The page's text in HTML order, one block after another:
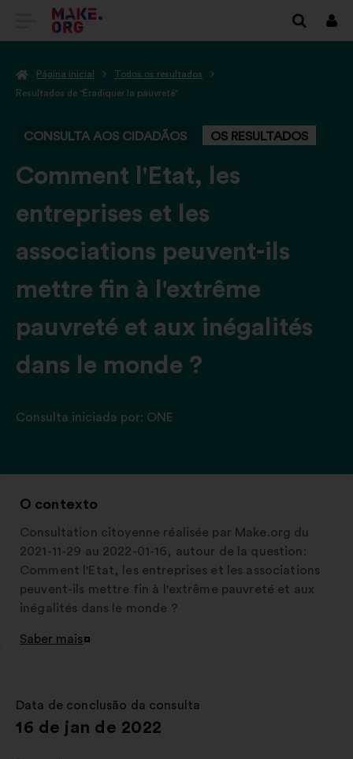
IR
A
INICIAL
DO
SÍTIO
INTERNET
MAKE.ORG
Página inicial
Todos os resultados
Resultados de "Éradiquer la pauvreté"
CONSULTA AOS CIDADÃOS OS RESULTADOS
-
Comment l'Etat, les
entreprises et les
associations peuvent-ils
mettre fin à l'extrême
pauvreté et aux inégalités
dans le monde ?
Consulta iniciada por: ONE
O contexto
Consultation citoyenne réalisée par Make.org du
2021-11-29 au 2022-01-16, autour de la question:
Comment l'Etat, les entreprises et les associations
peuvent-ils mettre fin à l'extrême pauvreté et aux
inégalités dans le monde ?
Saber mais
Abertura
separador
Data de conclusão da consulta
:
16 de jan de 2022